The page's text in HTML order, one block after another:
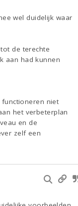
wel duidelijk waar
de terechte
aan had kunnen
niet
het verbeterplan
en de
zelf een